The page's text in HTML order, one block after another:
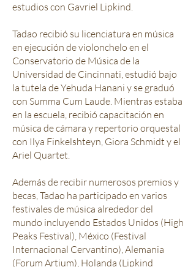
estudios con Gavriel Lipkind.
Tadao recibió su licenciatura en música
en ejecución de violonchelo en el
Conservatorio de Música de la
Universidad de Cincinnati, estudió bajo
la tutela de Yehuda Hanani y se graduó
con Summa Cum Laude. Mientras estaba
en la escuela, recibió capacitación en
música de cámara y repertorio orquestal
con Ilya Finkelshteyn, Giora Schmidt y el
Ariel Quartet.
Además de recibir numerosos premios y
becas, Tadao ha participado en varios
festivales de música alrededor del
mundo incluyendo Estados Unidos (High
Peaks Festival), México (Festival
Internacional Cervantino), Alemania
(Forum Artium), Holanda (Lipkind